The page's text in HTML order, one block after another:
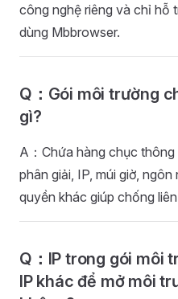
công nghệ riêng và chỉ hỗ
dùng Mbbrowser.
Q：Gói môi trường
gì?
A：Chứa hàng chục
phân giải, IP, múi giờ,
quyền khác giúp chống
Q：IP trong gói môi
IP khác để mở môi